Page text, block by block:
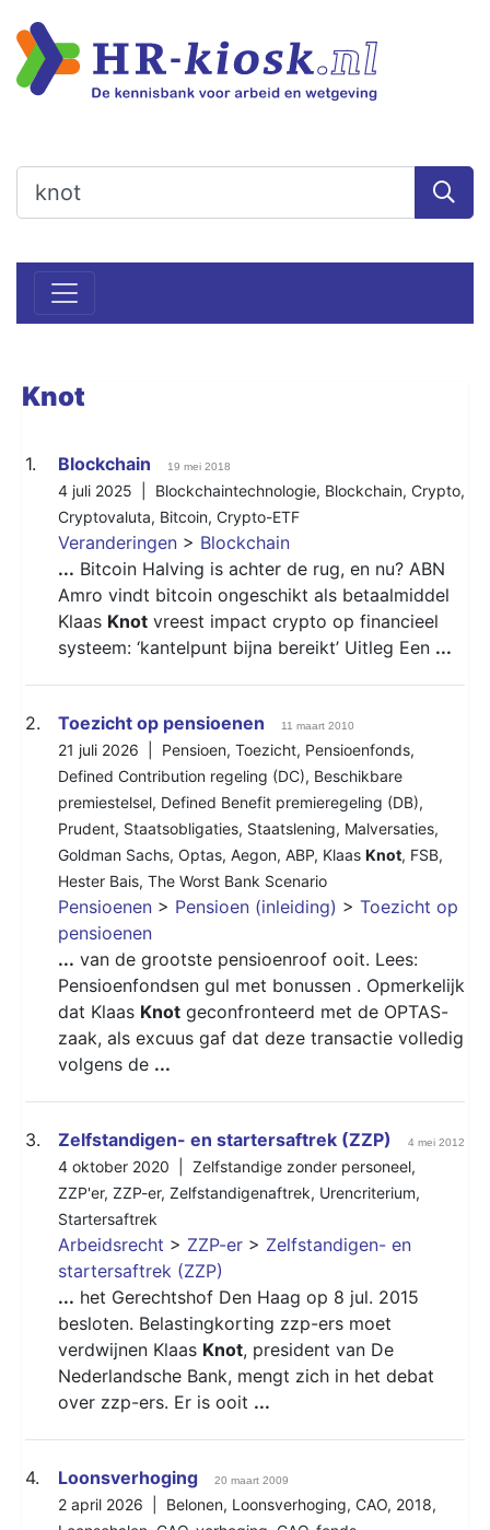
Knot
1. Blockchain 19 mei 2018
4 juli 2025 | Blockchaintechnologie, Blockchain, Crypto,
Cryptovaluta, Bitcoin, Crypto-ETF
Veranderingen > Blockchain
... Bitcoin Halving is achter de rug, en nu? ABN
Amro vindt bitcoin ongeschikt als betaalmiddel
Klaas Knot vreest impact crypto op financieel
systeem: ‘kantelpunt bijna bereikt’ Uitleg Een ...
2. Toezicht op pensioenen 11 maart 2010
21 juli 2026 | Pensioen, Toezicht, Pensioenfonds,
Defined Contribution regeling (DC), Beschikbare
premiestelsel, Defined Benefit premieregeling (DB),
Prudent, Staatsobligaties, Staatslening, Malversaties,
Goldman Sachs, Optas, Aegon, ABP, Klaas Knot, FSB,
Hester Bais, The Worst Bank Scenario
Pensioenen > Pensioen (inleiding) > Toezicht op
pensioenen
... van de grootste pensioenroof ooit. Lees:
Pensioenfondsen gul met bonussen . Opmerkelijk
dat Klaas Knot geconfronteerd met de OPTAS-
zaak, als excuus gaf dat deze transactie volledig
volgens de ...
3. Zelfstandigen- en startersaftrek (ZZP) 4 mei 2012
4 oktober 2020 | Zelfstandige zonder personeel,
ZZP'er, ZZP-er, Zelfstandigenaftrek, Urencriterium,
Startersaftrek
Arbeidsrecht > ZZP-er > Zelfstandigen- en
startersaftrek (ZZP)
... het Gerechtshof Den Haag op 8 jul. 2015
besloten. Belastingkorting zzp-ers moet
verdwijnen Klaas Knot, president van De
Nederlandsche Bank, mengt zich in het debat
over zzp-ers. Er is ooit ...
4. Loonsverhoging 20 maart 2009
2 april 2026 | Belonen, Loonsverhoging, CAO, 2018,